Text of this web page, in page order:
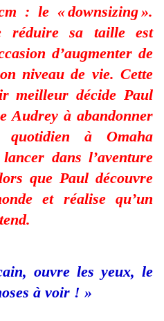
: le « downsizing ».
réduire sa taille est
d’augmenter de
niveau de vie. Cette
meilleur décide Paul
Audrey à abandonner
à Omaha
dans l’aventure
que Paul découvre
et réalise qu’un
ouvre les yeux, le
à voir ! »